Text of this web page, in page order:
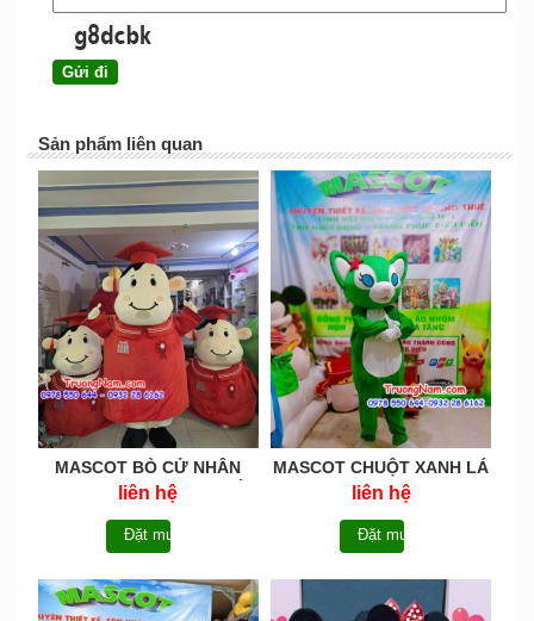
Sản phẩm liên quan
MASCOT BÒ CỬ NHÂN
VINAMILK - MASCOT BÒ
MÀU ĐỎ - MASCOT BÒ
SỬA - MCTB050
liên hệ
Đặt mua
MASCOT CHUỘT XANH LÁ
liên hệ
Đặt mua